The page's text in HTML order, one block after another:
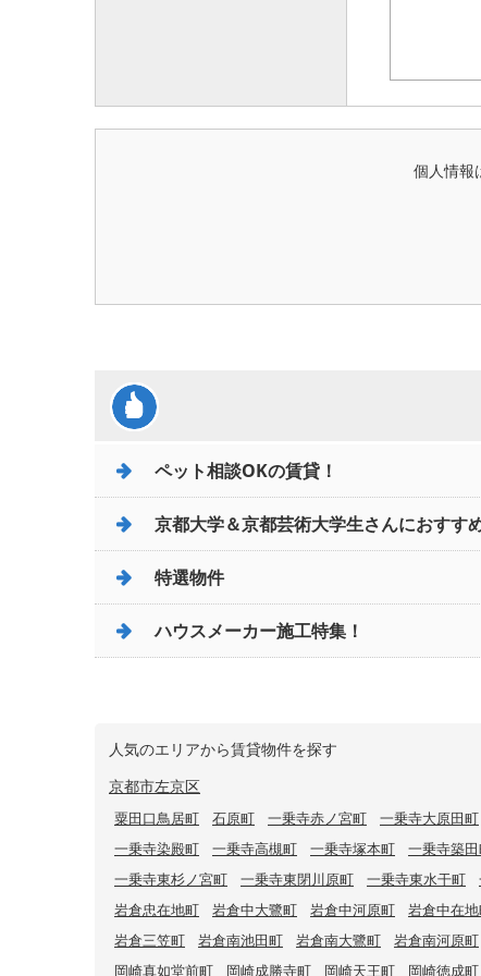
個人情報
ペット相談OKの賃貸！
京都大学＆京都芸術大学生さんにおすす
特選物件
ハウスメーカー施工特集！
人気のエリアから賃貸物件を探す
京都市左京区
粟田口鳥居町 石原町 一乗寺赤ノ宮町 一乗寺大原田町
一乗寺染殿町
一乗寺高槻町 一乗寺塚本町 一乗寺築
一乗寺東杉ノ宮町
一乗寺東閉川原町 一乗寺東水干町
岩倉忠在地町
岩倉中大鷺町 岩倉中河原町 岩倉中在
岩倉三笠町
岩倉南池田町 岩倉南大鷺町 岩倉南河原町
岡崎真如堂前町
岡崎成勝寺町 岡崎天王町 岡崎徳成町